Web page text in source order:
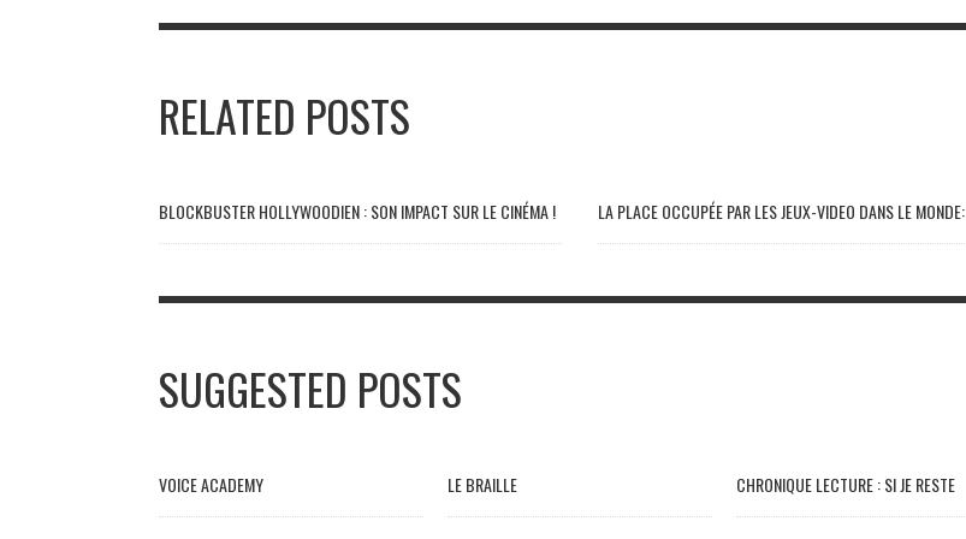
RELATED POSTS
BLOCKBUSTER HOLLYWOODIEN : SON IMPACT SUR LE CINÉMA ! LA PLACE OCCUPÉE PAR LES JEUX-VIDEO DANS LE MONDE:
SUGGESTED POSTS
VOICE ACADEMY LE BRAILLE CHRONIQUE LECTURE : SI JE RESTE